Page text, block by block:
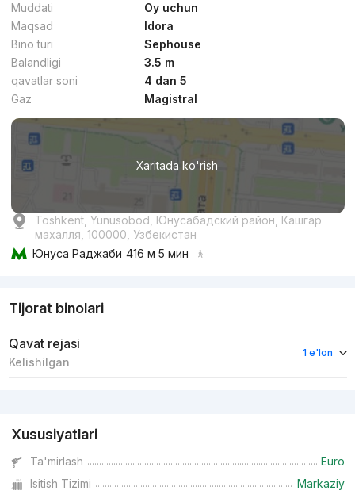
Muddati
Oy uchun
Maqsad
Idora
Bino turi
Sephouse
Balandligi
3.5 m
qavatlar soni
4 dan 5
Gaz
Magistral
Xaritada ko'rish
Toshkent, Yunusobod, Юнусабадский район, Кашгар
махалля, 100000, Узбекистан
Юнуса Раджаби 416 м 5 мин
Tijorat binolari
Qavat rejasi
Kelishilgan
1 e'lon
Xususiyatlari
Ta'mirlash
Euro
Isitish Tizimi
Markaziy